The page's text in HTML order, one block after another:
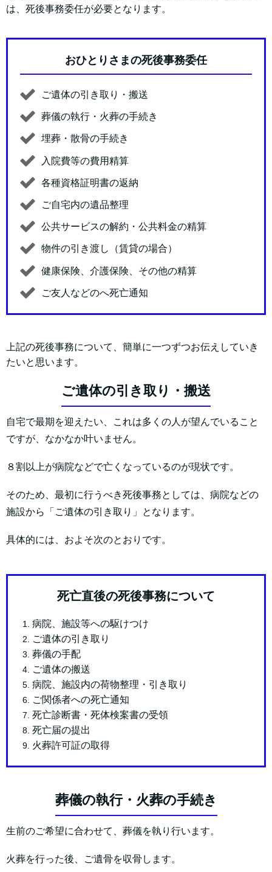
は、死後事務委任が必要となります。
おひとりさまの死後事務委任
ご遺体の引き取り・搬送
葬儀の執行・火葬の手続き
埋葬・散骨の手続き
入院費等の費用精算
各種資格証明書の返納
ご自宅内の遺品整理
公共サービスの解約・公共料金の精算
物件の引き渡し（賃貸の場合）
健康保険、介護保険、その他の精算
ご友人などのへ死亡通知
上記の死後事務について、簡単に一つずつお伝えしていき
たいと思います。
ご遺体の引き取り・搬送
自宅で最期を迎えたい、これは多くの人が望んでいること
ですが、なかなか叶いません。
８割以上が病院などで亡くなっているのが現状です。
そのため、最初に行うべき死後事務としては、病院などの
施設から「ご遺体の引き取り」となります。
具体的には、およそ次のとおりです。
死亡直後の死後事務について
病院、施設等への駆けつけ
ご遺体の引き取り
葬儀の手配
ご遺体の搬送
病院、施設内の荷物整理・引き取り
ご関係者への死亡通知
死亡診断書・死体検案書の受領
死亡届の提出
火葬許可証の取得
葬儀の執行・火葬の手続き
生前のご希望に合わせて、葬儀を執り行います。
火葬を行った後、ご遺骨を収骨します。